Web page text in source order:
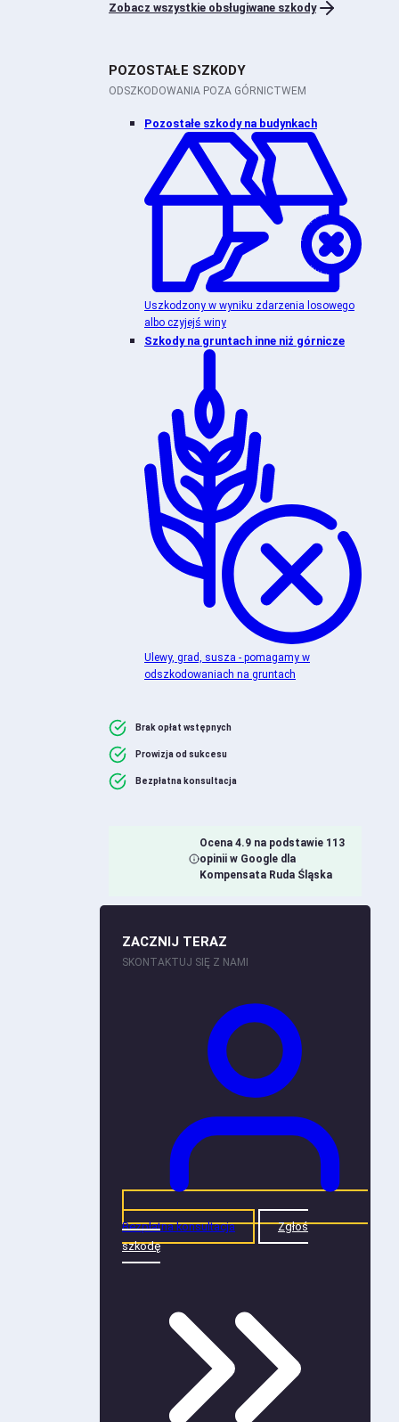
Zobacz wszystkie obsługiwane szkody
POZOSTAŁE SZKODY
ODSZKODOWANIA POZA GÓRNICTWEM
Pozostałe szkody na budynkach
Uszkodzony w wyniku zdarzenia losowego
albo czyjejś winy
Szkody na gruntach inne niż górnicze
Ulewy, grad, susza - pomagamy w
odszkodowaniach na gruntach
Brak opłat wstępnych
Prowizja od sukcesu
Bezpłatna konsultacja
Ocena 4.9 na podstawie 113
opinii w Google dla
Kompensata Ruda Śląska
ZACZNIJ TERAZ
SKONTAKTUJ SIĘ Z NAMI
Bezpłatna konsultacja
Zgłoś
szkodę